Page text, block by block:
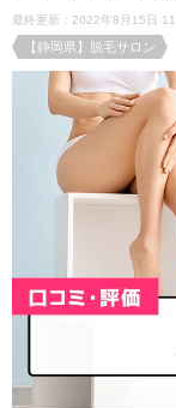
最終更新：2022年8月15日
【静岡県】脱毛サロン